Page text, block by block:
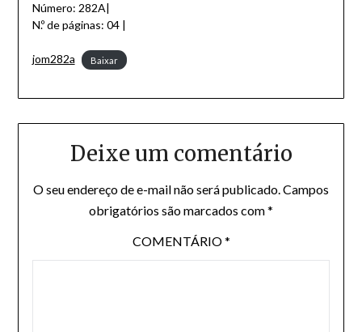
Número: 282A|
N.º de páginas: 04 |
jom282a Baixar
Deixe um comentário
O seu endereço de e-mail não será publicado.Campos
obrigatórios são marcados com*
COMENTÁRIO*